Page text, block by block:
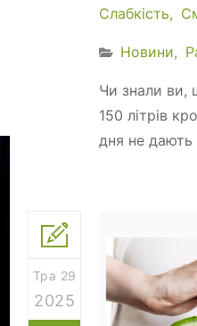
Слабкість
Новини
Чи знали ви,
150 літрів
дня не дають
Тра 29
2025